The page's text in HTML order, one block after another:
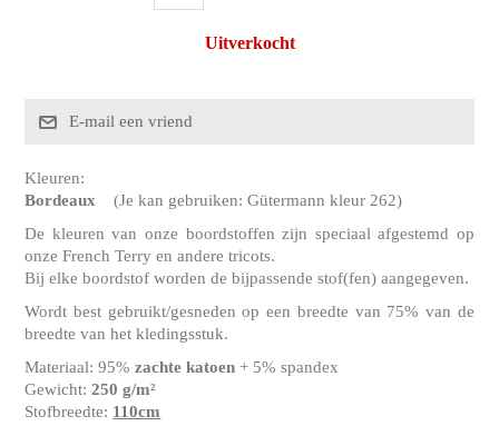
Uitverkocht
Kleuren:
Bordeaux (Je kan gebruiken: Gütermann kleur 262)
De kleuren van onze boordstoffen zijn speciaal afgestemd op
onze French Terry en andere tricots.
Bij elke boordstof worden de bijpassende stof(fen) aangegeven.
Wordt best gebruikt/gesneden op een breedte van 75% van de
breedte van het kledingsstuk.
Materiaal: 95%zachte katoen + 5% spandex
Gewicht:250 g/m²
Stofbreedte: 110cm